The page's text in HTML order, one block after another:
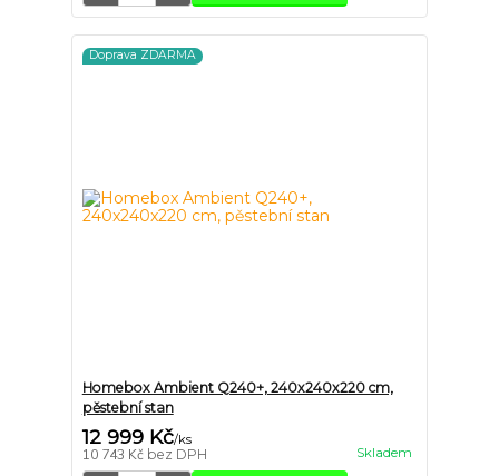
Doprava ZDARMA
Homebox Ambient Q240+, 240x240x220 cm,
pěstební stan
12 999 Kč/ks
10 743 Kč bez DPH Skladem